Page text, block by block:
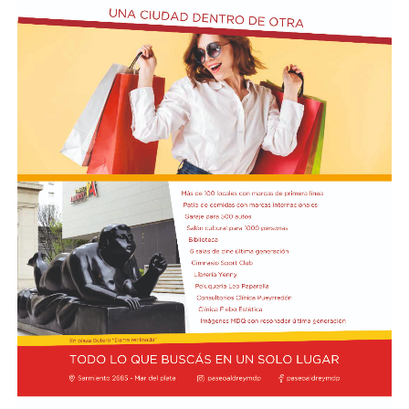
Cómo funciona el Power Ranking de la Fórmula 1
Esta clasificación funciona a través de un panel de cinco
expertos que luego de cada Gran Premio de la F1 asigna
una calificación individual a cada piloto según su
actuación a lo largo de todo el fin de semana, por lo que
incluye también la clasificación previa y, en caso de
tener, las carreras sprint.